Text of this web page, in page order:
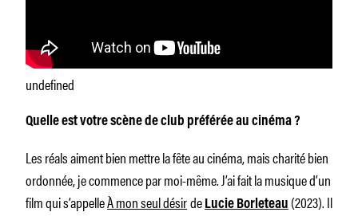
undefined
Quelle est votre scène de club préférée au cinéma ?
Les réals aiment bien mettre la fête au cinéma, mais charité bien
ordonnée, je commence par moi-même. J’ai fait la musique d’un
film qui s’appelleÀ mon seul désirde Lucie Borleteau (2023). Il